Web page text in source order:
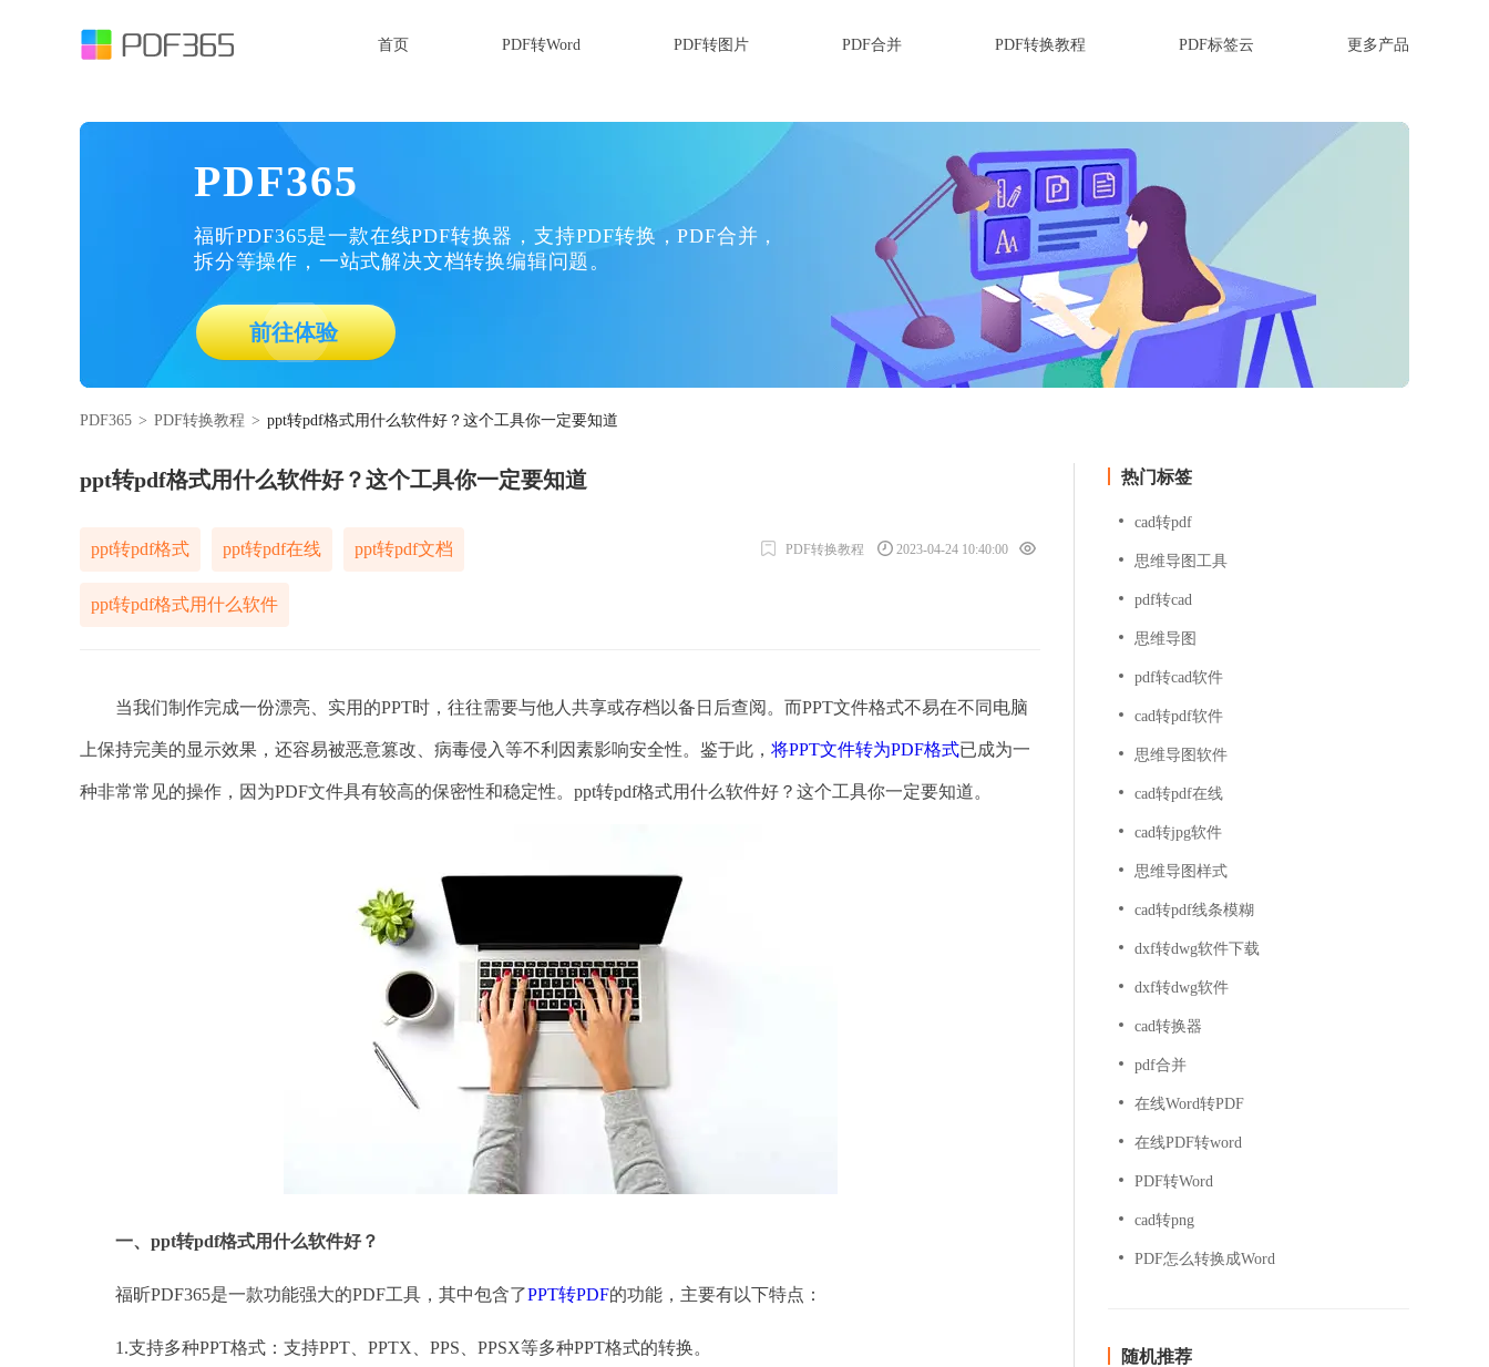
首页 PDF转Word PDF转图片 PDF合并 PDF转换教程 PDF标签云 更多产品
PDF365
福昕PDF365是一款在线PDF转换器，支持PDF转换，PDF合并，
拆分等操作，一站式解决文档转换编辑问题。
前往体验
PDF365 > PDF转换教程 > ppt转pdf格式用什么软件好？这个工具你一定要知道
ppt转pdf格式用什么软件好？这个工具你一定要知道
ppt转pdf格式 ppt转pdf在线 ppt转pdf文档
ppt转pdf格式用什么软件
PDF转换教程 2023-04-24 10:40:00
当我们制作完成一份漂亮、实用的PPT时，往往需要与他人共享或存档以备日后查阅。而PPT文件格式不易在不同电脑
上保持完美的显示效果，还容易被恶意篡改、病毒侵入等不利因素影响安全性。鉴于此， 将PPT文件转为PDF格式已成为一
种非常常见的操作，因为PDF文件具有较高的保密性和稳定性。ppt转pdf格式用什么软件好？这个工具你一定要知道。
一、 ppt转pdf格式用什么软件好？
福昕PDF365是一款功能强大的PDF工具，其中包含了PPT转PDF的功能，主要有以下特点：
1.支持多种PPT格式：支持PPT、PPTX、PPS、PPSX等多种PPT格式的转换。
热门标签
cad转pdf
思维导图工具
pdf转cad
思维导图
pdf转cad软件
cad转pdf软件
思维导图软件
cad转pdf在线
cad转jpg软件
思维导图样式
cad转pdf线条模糊
dxf转dwg软件下载
dxf转dwg软件
cad转换器
pdf合并
在线Word转PDF
在线PDF转word
PDF转Word
cad转png
PDF怎么转换成Word
随机推荐